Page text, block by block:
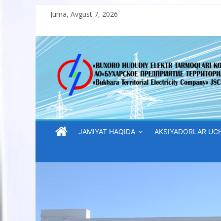
content
Juma, Avgust 7, 2026
“Buxoro
hududiy
elektr
tarmoqlari
korxonasi”
“Buxoro
JAMIYAT HAQIDA AKSIYADORLAR